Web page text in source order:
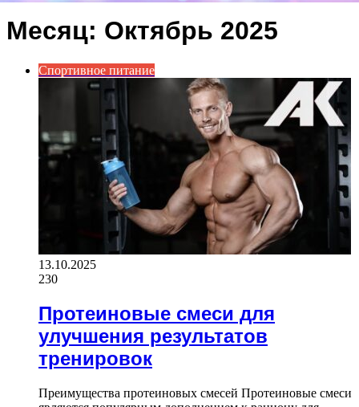
for
Месяц: Октябрь 2025
Спортивное питание
13.10.2025
230
Протеиновые смеси для
улучшения результатов
тренировок
Преимущества протеиновых смесей Протеиновые смеси